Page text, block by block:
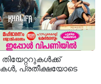
തിയേറ്ററുകൾക്ക്
പ്രതീക്ഷയോടെ